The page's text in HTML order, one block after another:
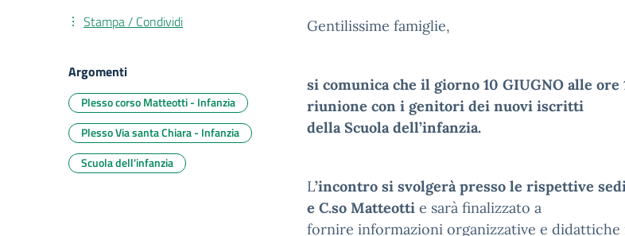
Gentilissime famiglie,
si comunica che il giorno 10 GIUGNO alle ore
riunione con i genitori dei nuovi iscritti
della Scuola dell’infanzia.
L’incontro si svolgerà presso le rispettive
e C.so Matteotti e sarà finalizzato a
fornire informazioni organizzative e didattiche
Stampa / Condividi
Argomenti
Plesso corso Matteotti - Infanzia
Plesso Via santa Chiara - Infanzia
Scuola dell'infanzia